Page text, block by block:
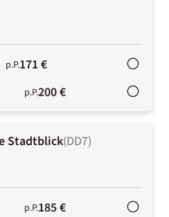
p.P.171 €
p.P.200 €
Stadtblick(DD7)
p.P.185 €